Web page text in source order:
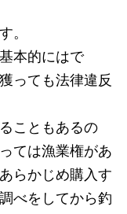
。
本的にはで
っても法律違反
こともあるの
ては漁業権があ
らかじめ購入す
べをしてから釣